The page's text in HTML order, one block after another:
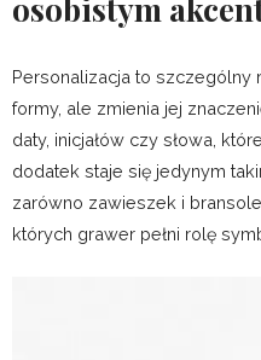
osobistym
Personalizacja to szczególny
formy, ale zmienia jej
daty, inicjałów czy słowa,
dodatek staje się jedynym
zarówno zawieszek i
których grawer pełni rolę